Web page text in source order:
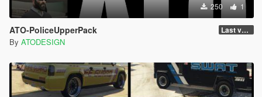
250 1
ATO-PoliceUpperPack Last version
By ATODESIGN